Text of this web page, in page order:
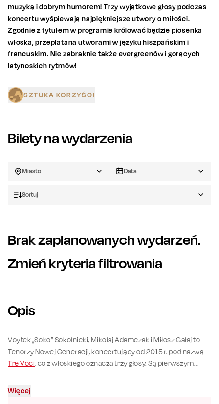
muzyką i dobrym humorem! Trzy wyjątkowe głosy podczas
koncertu wyśpiewają najpiękniejsze utwory o miłości.
Zgodnie z tytułem w programie królować będzie piosenka
włoska, przeplatana utworami w języku hiszpańskim i
francuskim. Nie zabraknie także evergreenów i gorących
latynoskich rytmów!
SZTUKA KORZYŚCI
Bilety na wydarzenia
Miasto Data
Sortuj
Brak zaplanowanych wydarzeń.
Zmień kryteria filtrowania
Opis
Voytek „Soko” Sokolnicki, Mikołaj Adamczak i Miłosz Gałaj to
Tenorzy Nowej Generacji, koncertujący od 2015 r. pod nazwą
Tre Voci, co z włoskiego oznacza trzy głosy. Są pierwszym
crossover, spopularyzowany na całym świecie przez artystów
takich jak Andrea Bocelli, Sarah Brightman czy Josh Groban.
Więcej